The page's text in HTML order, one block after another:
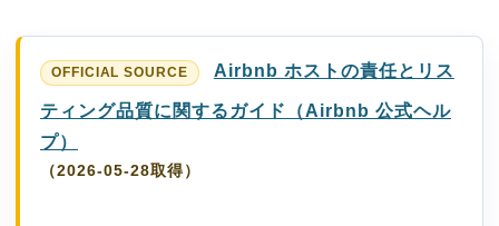
Airbnb ホストの責任とリス
ティング品質に関するガイド（Airbnb 公式ヘル
プ）
（2026-05-28取得）